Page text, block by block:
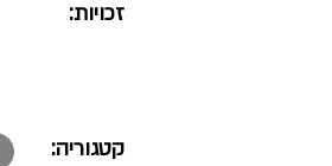
זכויות:
קטגוריה: